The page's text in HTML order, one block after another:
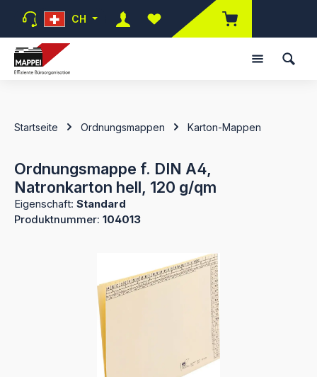
Zum Hauptinhalt springen
CH
Du hast 0 Produkte auf dem
Startseite Ordnungsmappen Karton-Mappen
Ordnungsmappe f. DIN A4,
Natronkarton hell, 120 g/qm
Eigenschaft: Standard
Produktnummer: 104013